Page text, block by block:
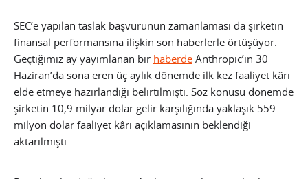
SEC’e yapılan taslak başvurunun zamanlaması da şirketin
finansal performansına ilişkin son haberlerle örtüşüyor.
Geçtiğimiz ay yayımlanan bir haberde Anthropic’in 30
Haziran’da sona eren üç aylık dönemde ilk kez faaliyet kârı
elde etmeye hazırlandığı belirtilmişti. Söz konusu dönemde
şirketin 10,9 milyar dolar gelir karşılığında yaklaşık 559
milyon dolar faaliyet kârı açıklamasının beklendiği
aktarılmıştı.